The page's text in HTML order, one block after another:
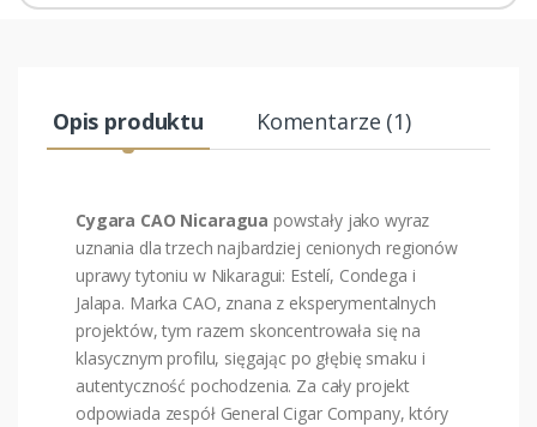
Opis produktu Komentarze (1)
Cygara CAO Nicaragua powstały jako wyraz
uznania dla trzech najbardziej cenionych regionów
uprawy tytoniu w Nikaragui: Estelí, Condega i
Jalapa. Marka CAO, znana z eksperymentalnych
projektów, tym razem skoncentrowała się na
klasycznym profilu, sięgając po głębię smaku i
autentyczność pochodzenia. Za cały projekt
odpowiada zespół General Cigar Company, który